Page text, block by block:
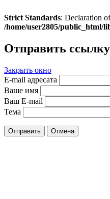
Strict Standards: Declaration
/home/user2805/public_html/
Отправить ссылку
Закрыть окно
E-mail адресата
Ваше имя
Ваш E-mail
Тема
Отправить Отмена